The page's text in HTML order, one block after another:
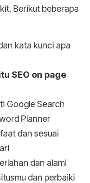
Berikut beberapa
kata kunci apa
SEO on page
Google Search
Planner
dan sesuai
dan alami
dan perbaiki